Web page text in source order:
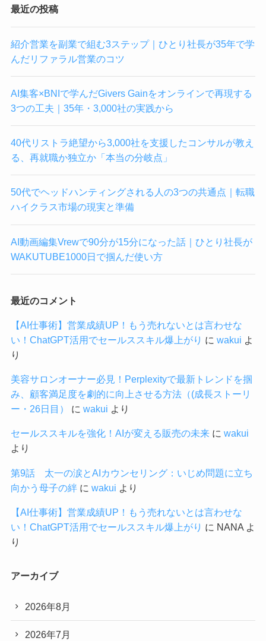
最近の投稿
紹介営業を副業で組む3ステップ｜ひとり社長が35年で学
んだリファラル営業のコツ
AI集客×BNIで学んだGivers Gainをオンラインで再現する
3つの工夫｜35年・3,000社の実践から
40代リストラ絶望から3,000社を支援したコンサルが教え
る、再就職か独立か「本当の分岐点」
50代でヘッドハンティングされる人の3つの共通点｜転職
ハイクラス市場の現実と準備
AI動画編集Vrewで90分が15分になった話｜ひとり社長が
WAKUTUBE1000日で掴んだ使い方
最近のコメント
【AI仕事術】営業成績UP！もう売れないとは言わせな
い！ChatGPT活用でセールススキル爆上がり に wakui よ
り
美容サロンオーナー必見！Perplexityで最新トレンドを掴
み、顧客満足度を劇的に向上させる方法（(成長ストーリ
ー・26日目）
に wakui より
セールススキルを強化！AIが変える販売の未来に wakui
より
第9話 太一の涙とAIカウンセリング：いじめ問題に立ち
向かう母子の絆に wakui より
【AI仕事術】営業成績UP！もう売れないとは言わせな
い！ChatGPT活用でセールススキル爆上がり に NANAよ
り
アーカイブ
2026年8月
2026年7月